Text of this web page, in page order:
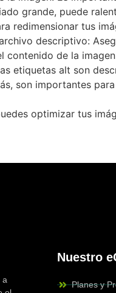
grande, puede
redimensionar tus
descriptivo:
contenido de la
etiquetas alt son
son importantes
optimizar tus
a
Nuestro
Planes y